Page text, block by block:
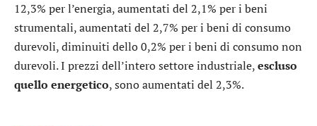
12,3% per l’energia, aumentati del 2,1% per i beni
strumentali, aumentati del 2,7% per i beni di consumo
durevoli, diminuiti dello 0,2% per i beni di consumo non
durevoli. I prezzi dell’intero settore industriale,escluso
quello energetico, sono aumentati del 2,3%.